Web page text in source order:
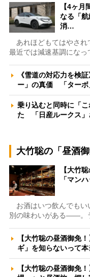
【4ヶ
なる「
消…
あれほどもてはやされ
最近では減速基調になっ
《雪道の対応力を検
ー」の真価 「ター
乗り込むと同時に「
た 「日産ルークス
大竹聡の「昼酒御
【大竹
「マン
お酒はいつ飲んでもい
別の味わいがある――。
【大竹聡の昼酒御免
ギ」を知らないって
【大竹聡の昼酒御免